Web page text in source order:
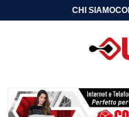
CHI SIAMO